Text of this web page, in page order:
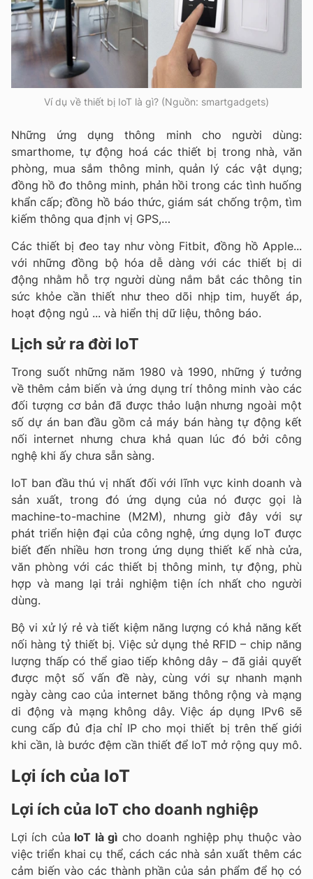
Ví dụ về thiết bị IoT là gì? (Nguồn: smartgadgets)
Những ứng dụng thông minh cho người dùng:
smarthome, tự động hoá các thiết bị trong nhà, văn
phòng, mua sắm thông minh, quản lý các vật dụng;
đồng hồ đo thông minh, phản hồi trong các tình huống
khẩn cấp; đồng hồ báo thức, giám sát chống trộm, tìm
kiếm thông qua định vị GPS,…
Các thiết bị đeo tay như vòng Fitbit, đồng hồ Apple...
với những đồng bộ hóa dễ dàng với các thiết bị di
động nhằm hỗ trợ người dùng nắm bắt các thông tin
sức khỏe cần thiết như theo dõi nhịp tim, huyết áp,
hoạt động ngủ ... và hiển thị dữ liệu, thông báo.
Lịch sử ra đời IoT
Trong suốt những năm 1980 và 1990, những ý tưởng
về thêm cảm biến và ứng dụng trí thông minh vào các
đối tượng cơ bản đã được thảo luận nhưng ngoài một
số dự án ban đầu gồm cả máy bán hàng tự động kết
nối internet nhưng chưa khả quan lúc đó bởi công
nghệ khi ấy chưa sẵn sàng.
IoT ban đầu thú vị nhất đối với lĩnh vực kinh doanh và
sản xuất, trong đó ứng dụng của nó được gọi là
machine-to-machine (M2M), nhưng giờ đây với sự
phát triển hiện đại của công nghệ, ứng dụng IoT được
biết đến nhiều hơn trong ứng dụng thiết kế nhà cửa,
văn phòng với các thiết bị thông minh, tự động, phù
hợp và mang lại trải nghiệm tiện ích nhất cho người
dùng.
Bộ vi xử lý rẻ và tiết kiệm năng lượng có khả năng kết
nối hàng tỷ thiết bị. Việc sử dụng thẻ RFID – chip năng
lượng thấp có thể giao tiếp không dây – đã giải quyết
được một số vấn đề này, cùng với sự nhanh mạnh
ngày càng cao của internet băng thông rộng và mạng
di động và mạng không dây. Việc áp dụng IPv6 sẽ
cung cấp đủ địa chỉ IP cho mọi thiết bị trên thế giới
khi cần, là bước đệm cần thiết để IoT mở rộng quy mô.
Lợi ích của IoT
Lợi ích của IoT cho doanh nghiệp
Lợi ích của IoT là gì cho doanh nghiệp phụ thuộc vào
việc triển khai cụ thể, cách các nhà sản xuất thêm các
cảm biến vào các thành phần của sản phẩm để họ có